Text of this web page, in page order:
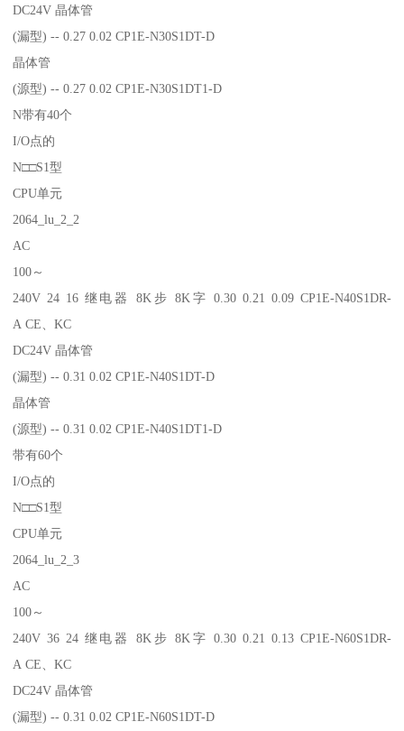
DC24V 晶体管
(漏型) -- 0.27 0.02 CP1E-N30S1DT-D
晶体管
(源型) -- 0.27 0.02 CP1E-N30S1DT1-D
N带有40个
I/O点的
N□□S1型
CPU单元
2064_lu_2_2
AC
100～
240V 24 16 继电器 8K步 8K字 0.30 0.21 0.09 CP1E-N40S1DR-
A CE、KC
DC24V 晶体管
(漏型) -- 0.31 0.02 CP1E-N40S1DT-D
晶体管
(源型) -- 0.31 0.02 CP1E-N40S1DT1-D
带有60个
I/O点的
N□□S1型
CPU单元
2064_lu_2_3
AC
100～
240V 36 24 继电器 8K步 8K字 0.30 0.21 0.13 CP1E-N60S1DR-
A CE、KC
DC24V 晶体管
(漏型) -- 0.31 0.02 CP1E-N60S1DT-D